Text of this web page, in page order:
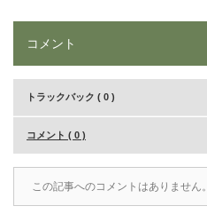
コメント
トラックバック ( 0 )
コメント ( 0 )
この記事へのコメントはありません。